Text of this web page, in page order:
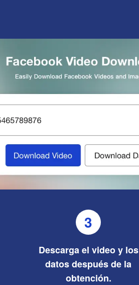
3
Descarga el video y los
datos después de la
obtención.